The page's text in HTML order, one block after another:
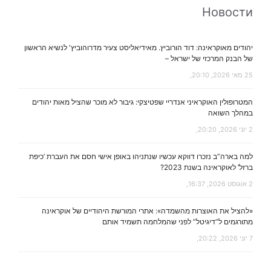
Новости
יהודים מאוקראינה: דוד הורוביץ. מאידיאליסט צעיר מדרוהוביץ' לנשיא הראשון
של הבנק המרכזי של ישראל –
25 מאי 2026, 20:10,
המטרופולין האוקראיני אנדריי שפטיצקי: גיבור לא מוכר שהציל מאות יהודים
במהלך השואה
2 יוני 2026, 20:20,
למה בארה”ב נזכרו דווקא עכשיו שנתניהו באופן אישי חסם את העברת ‘כיפת
ברזל’ לאוקראינה בשנת 2023?
2 אוגוסט 2026, 16:37,
«להציל את האוצרות מהשמדה»: אתרי המורשת היהודיים של אוקראינה
מתורגמים ל”דיגיטל” לפני שהמלחמה תשמיד אותם
7 יוני 2026, 20:22,